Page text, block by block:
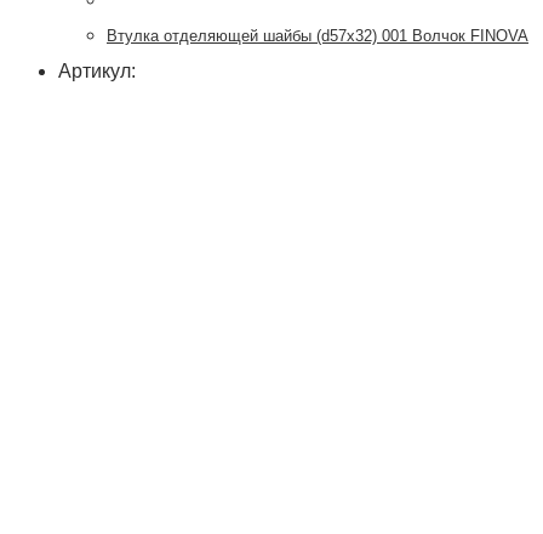
Втулка отделяющей шайбы (d57x32) 001 Волчок FINOVA
Артикул: